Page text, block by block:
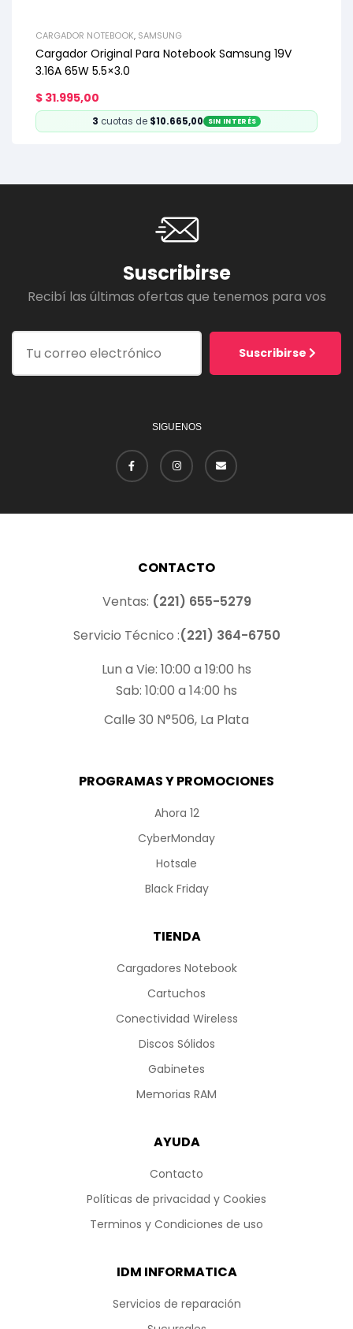
CARGADOR NOTEBOOK, SAMSUNG
Cargador Original Para Notebook Samsung 19V
3.16A 65W 5.5×3.0
$ 31.995,00
3 cuotas de $10.665,00 SIN INTERÉS
Suscribirse
Recibí las últimas ofertas que tenemos para vos
Suscribirse
SIGUENOS
PROGRAMAS Y PROMOCIONES
Ahora 12
CyberMonday
Hotsale
Black Friday
TIENDA
Cargadores Notebook
Cartuchos
Conectividad Wireless
Discos Sólidos
Gabinetes
Memorias RAM
AYUDA
Contacto
Políticas de privacidad y Cookies
Terminos y Condiciones de uso
IDM INFORMATICA
Servicios de reparación
CONTACTO
Ventas: (221) 655-5279
Servicio Técnico :(221) 364-6750
Lun a Vie: 10:00 a 19:00 hs
Sab: 10:00 a 14:00 hs
Calle 30 N°506, La Plata